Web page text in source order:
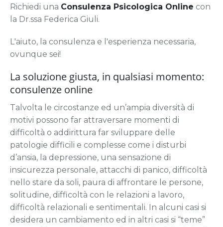
Richiedi una Consulenza Psicologica Online con
la Dr.ssa Federica Giuli.
L'aiuto, la consulenza e l'esperienza necessaria,
ovunque sei!
La soluzione giusta, in qualsiasi momento:
consulenze online
Talvolta le circostanze ed un’ampia diversità di
motivi possono far attraversare momenti di
difficoltà o addirittura far sviluppare delle
patologie difficili e complesse come i disturbi
d’ansia, la depressione, una sensazione di
insicurezza personale, attacchi di panico, difficoltà
nello stare da soli, paura di affrontare le persone,
solitudine, difficoltà con le relazioni a lavoro,
difficoltà relazionali e sentimentali. In alcuni casi si
desidera un cambiamento ed in altri casi si “teme”